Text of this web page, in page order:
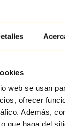
web se usan
ofrecer
Además,
que haga del
Basquiat